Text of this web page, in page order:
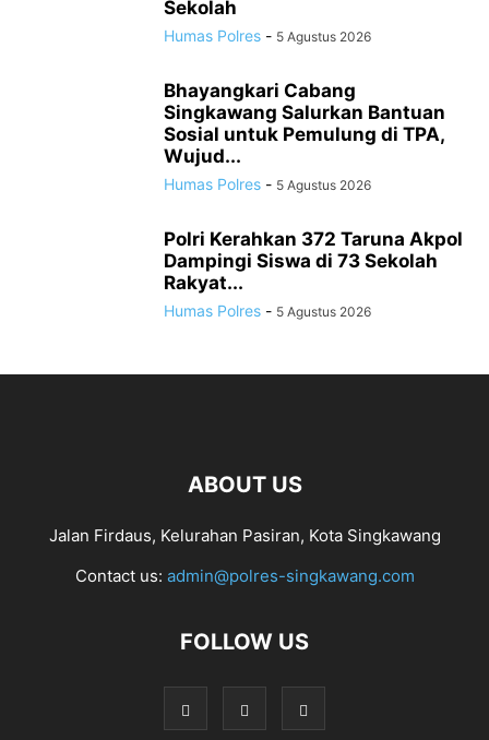
Sekolah
Humas Polres - 5 Agustus 2026
Bhayangkari Cabang
Singkawang Salurkan Bantuan
Sosial untuk Pemulung di TPA,
Wujud...
Humas Polres - 5 Agustus 2026
Polri Kerahkan 372 Taruna Akpol
Dampingi Siswa di 73 Sekolah
Rakyat...
Humas Polres - 5 Agustus 2026
ABOUT US
Jalan Firdaus, Kelurahan Pasiran, Kota Singkawang
Contact us: admin@polres-singkawang.com
FOLLOW US